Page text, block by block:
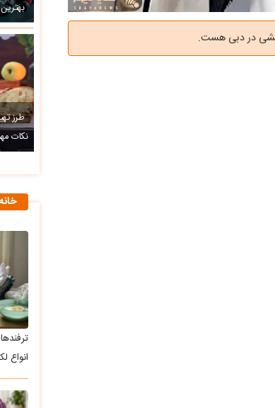
در دبی هست.
طرز
نکات
انواع